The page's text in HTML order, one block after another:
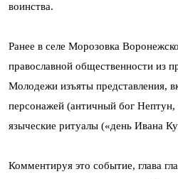
воинства.
Ранее в селе Морозовка
православной общественности из
Молодежи изъяты представления,
персонажей (античный бог Нептун,
языческие ритуалы («день Ивана
Комментируя это событие, глава